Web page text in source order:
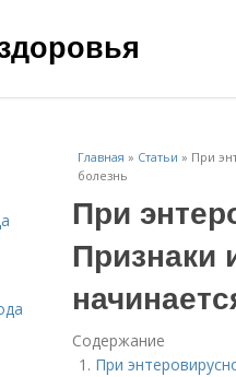
Главная » Статьи » При
болезнь
При
Признаки
Содержание
При